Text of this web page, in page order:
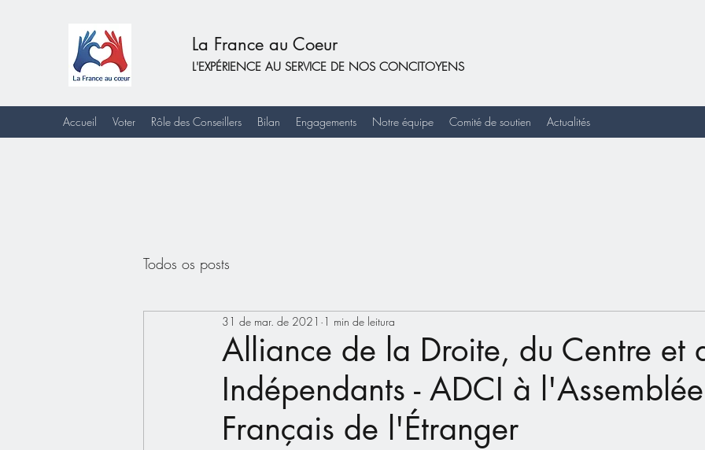
La France au Coeur
L'EXPÉRIENCE AU SERVICE DE NOS CONCITOYENS
Accueil Voter Rôle des Conseillers Bilan Engagements Notre équipe Comité de soutien Actualités
Todos os posts
Alliance de la Droite, du Centre et
Indépendants - ADCI à
Français de l'Étranger
31 de mar. de 2021 1 min de leitura